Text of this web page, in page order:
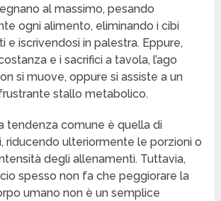
al massimo, pesando
ogni alimento, eliminando i cibi
e iscrivendosi in palestra. Eppure,
e i sacrifici a tavola, l’ago
si muove, oppure si assiste a un
stallo metabolico.
tendenza comune è quella di
riducendo ulteriormente le porzioni o
degli allenamenti. Tuttavia,
spesso non fa che peggiorare la
umano non è un semplice